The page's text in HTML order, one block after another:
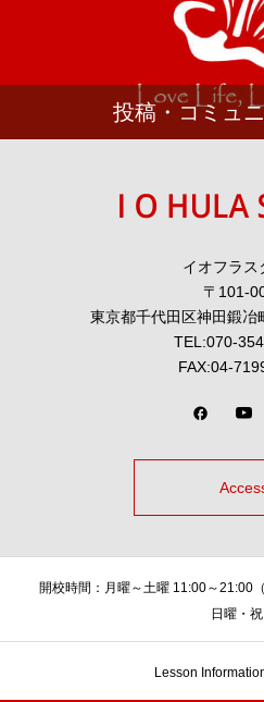
投稿・コミュ
イオフラス
〒101-
東京都千代田区神田鍛
TEL:070-
FAX:04-
開校時間：月曜～土曜 11:00～21:00
日曜・祝
Lesson